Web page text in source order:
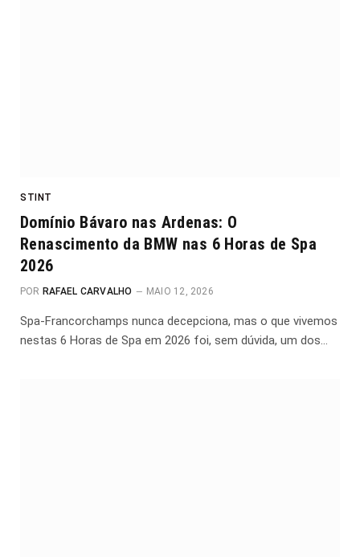
STINT
Domínio Bávaro nas Ardenas: O
Renascimento da BMW nas 6 Horas de Spa
2026
POR RAFAEL CARVALHO MAIO 12, 2026
Spa-Francorchamps nunca decepciona, mas o que vivemos
nestas 6 Horas de Spa em 2026 foi, sem dúvida, um dos…